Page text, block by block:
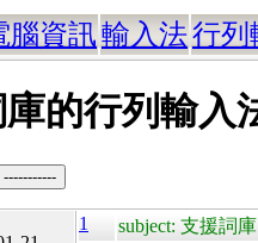
腦資訊輸入法行列
的行列輸入
1 subject: 支援詞